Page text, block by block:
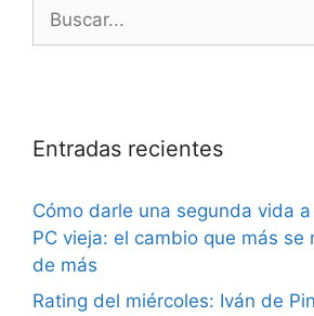
Entradas recientes
Cómo darle una segunda vida
PC vieja: el cambio que más se
de más
Rating del miércoles: Iván de